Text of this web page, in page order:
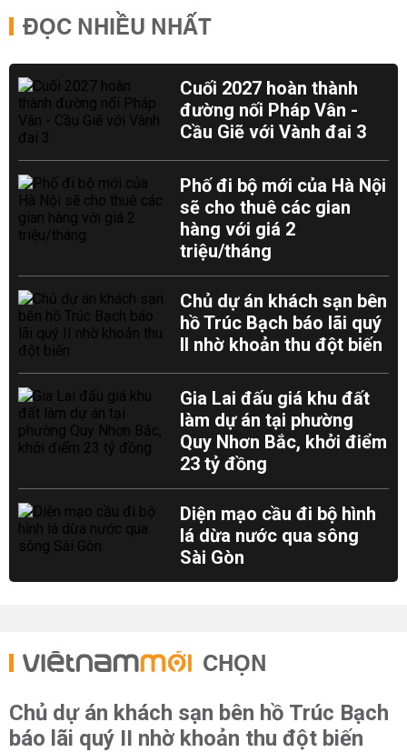
ĐỌC NHIỀU NHẤT
Cuối 2027 hoàn thành
đường nối Pháp Vân -
Cầu Giẽ với Vành đai 3
Phố đi bộ mới của Hà Nội
sẽ cho thuê các gian
hàng với giá 2
triệu/tháng
Chủ dự án khách sạn bên
hồ Trúc Bạch báo lãi quý
II nhờ khoản thu đột biến
Gia Lai đấu giá khu đất
làm dự án tại phường
Quy Nhơn Bắc, khởi điểm
23 tỷ đồng
Diện mạo cầu đi bộ hình
lá dừa nước qua sông
Sài Gòn
CHỌN
Chủ dự án khách sạn bên hồ Trúc Bạch
báo lãi quý II nhờ khoản thu đột biến